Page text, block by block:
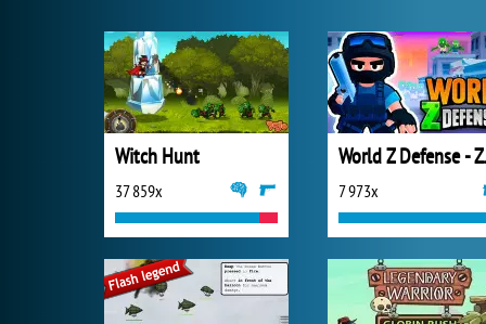
Witch Hunt
37 859x 7 973x